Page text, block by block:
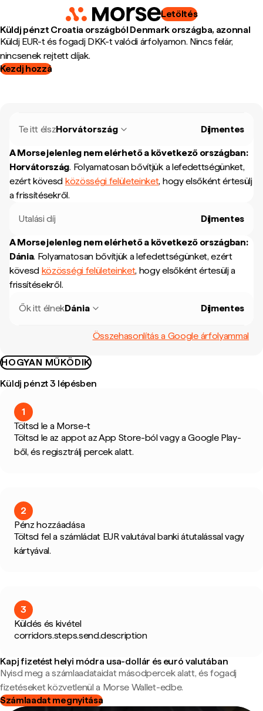
Letöltés
Küldj pénzt Croatia országból Denmark országba, azonnal
Küldj EUR-t és fogadj DKK-t valódi árfolyamon. Nincs felár,
nincsenek rejtett díjak.
Kezdj hozzá
Te itt élszHorvátország Díjmentes
A Morse jelenleg nem elérhető a következő országban:
Horvátország. Folyamatosan bővítjük a lefedettségünket,
ezért kövesd közösségi felületeinket, hogy elsőként értesülj
a frissítésekről.
Utalási díj Díjmentes
A Morse jelenleg nem elérhető a következő országban:
Dánia. Folyamatosan bővítjük a lefedettségünket, ezért
kövesd közösségi felületeinket, hogy elsőként értesülj a
frissítésekről.
Ők itt élnekDánia Díjmentes
Összehasonlítás a Google árfolyammal
HOGYAN MŰKÖDIK
Küldj pénzt 3 lépésben
1
Töltsd le a Morse-t
Töltsd le az appot az App Store-ból vagy a Google Play-
ből, és regisztrálj percek alatt.
2
Pénz hozzáadása
Töltsd fel a számládat EUR valutával banki átutalással vagy
kártyával.
3
Küldés és kivétel
corridors.steps.send.description
Kapj fizetést helyi módra usa-dollár és euró valutában
Nyisd meg a számlaadataidat másodpercek alatt, és fogadj
fizetéseket közvetlenül a Morse Wallet-edbe.
Számlaadat megnyitása